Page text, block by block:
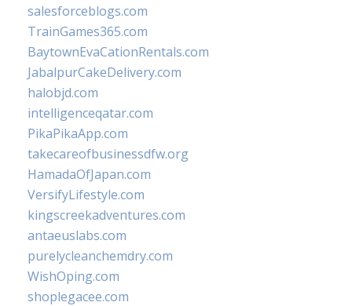
salesforceblogs.com
TrainGames365.com
BaytownEvaCationRentals.com
JabalpurCakeDelivery.com
halobjd.com
intelligenceqatar.com
PikaPikaApp.com
takecareofbusinessdfw.org
HamadaOfJapan.com
VersifyLifestyle.com
kingscreekadventures.com
antaeuslabs.com
purelycleanchemdry.com
WishOping.com
shoplegacee.com